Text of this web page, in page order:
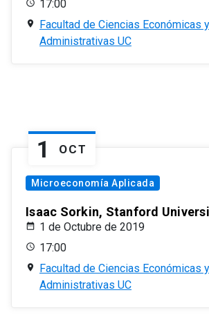
17:00
Facultad de Ciencias Económicas y
Administrativas UC
1 OCT
Microeconomía Aplicada
Isaac Sorkin, Stanford
1 de Octubre de 2019
17:00
Facultad de Ciencias Económicas y
Administrativas UC